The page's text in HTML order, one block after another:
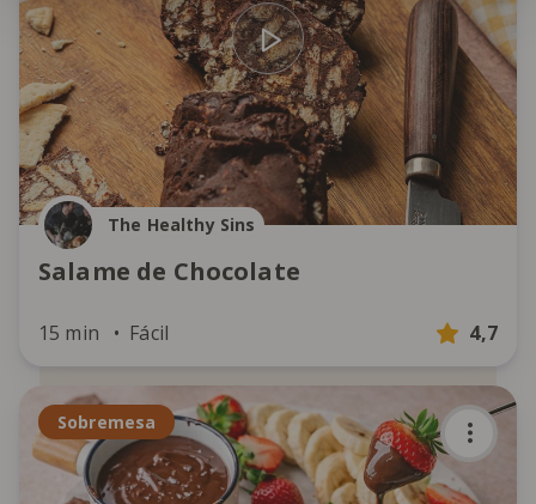
The Healthy Sins
Salame de Chocolate
15 min Fácil 4,7
Sobremesa